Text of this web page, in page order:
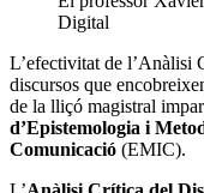
Digital
L’efectivitat de l’Anàlisi
discursos que
de la lliçó magistral
d’Epistemologia i
Comunicació (EMIC).